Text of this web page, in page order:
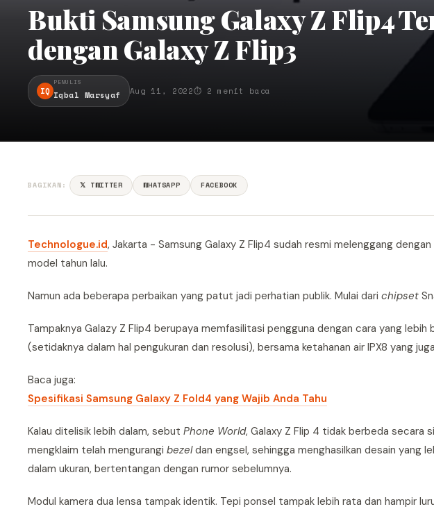
Bukti Samsung Galaxy Z Flip4
dengan Galaxy Z Flip3
IQ
PENULIS
Iqbal Marsyaf Aug 11, 2022⏱ 2 menit baca
BAGIKAN: 𝕏 TWITTER WHATSAPP FACEBOOK
Technologue.id, Jakarta - Samsung Galaxy Z Flip4 sudah resmi melenggang
model tahun lalu.
Namun ada beberapa perbaikan yang patut jadi perhatian publik. Mulai dari chipset
Tampaknya Galazy Z Flip4 berupaya memfasilitasi pengguna dengan cara yang
(setidaknya dalam hal pengukuran dan resolusi), bersama ketahanan air IPX8 yang
Baca juga:
Spesifikasi Samsung Galaxy Z Fold4 yang Wajib Anda Tahu
Kalau ditelisik lebih dalam, sebut Phone World, Galaxy Z Flip 4 tidak berbeda secara
mengklaim telah mengurangi bezeldan engsel, sehingga menghasilkan desain yang
dalam ukuran, bertentangan dengan rumor sebelumnya.
Modul kamera dua lensa tampak identik. Tepi ponsel tampak lebih rata dan hampir